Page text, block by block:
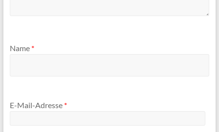
Name *
E-Mail-Adresse *